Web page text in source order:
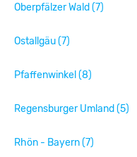
Oberpfälzer Wald (7)
Ostallgäu (7)
Pfaffenwinkel (8)
Regensburger Umland (5)
Rhön - Bayern (7)